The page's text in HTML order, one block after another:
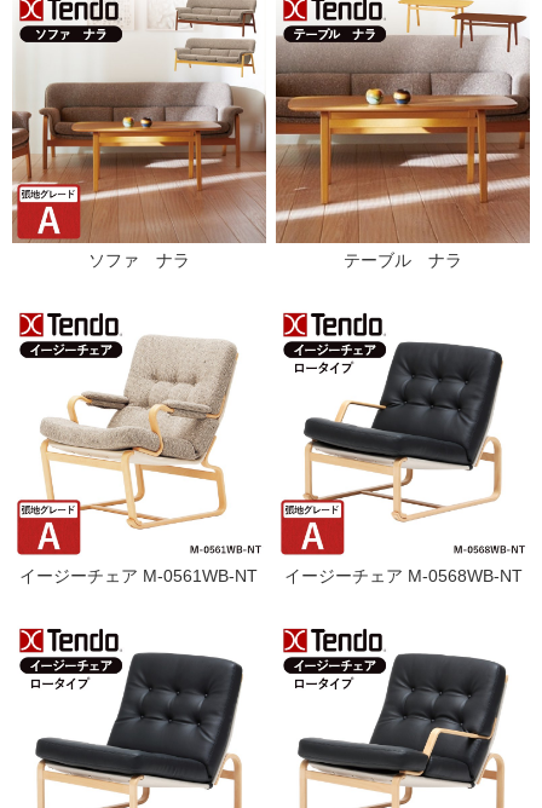
ソファ ナラ テーブル ナラ
イージーチェア M-0561WB-NT イージーチェア M-0568WB-NT